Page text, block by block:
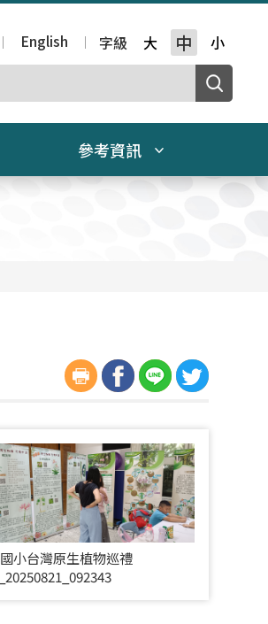
English 字級 大 中 小
參考資訊
小台灣原生植物巡禮